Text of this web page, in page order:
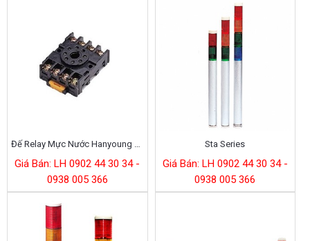
Đế Relay Mực Nước Hanyoung Kh-Rs-R8
Giá Bán: LH 0902 44 30 34 -
0938 005 366
Sta Series
Giá Bán: LH 0902 44 30 34 -
0938 005 366